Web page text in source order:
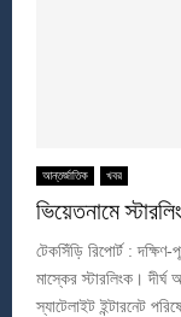
আন্তর্জাতিক খবর
ভিয়েতনামে
টেকসিঁড়ি রিপোর্ট : দক্ষিণ-
মাস্কের স্টারলিংক।
স্যাটেলাইট ইন্টারনেট